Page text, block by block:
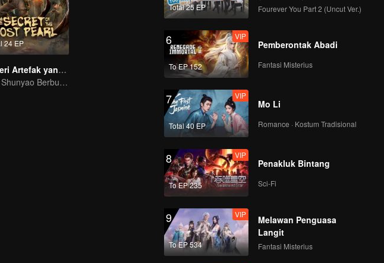
24 EP
Misteri Artefak yang Hilang
Xiao Shunyao Berburu Harta Karun untuk Memecahkan Kutukan!
Total 25 EP Fourever You Part 2 (Uncut Ver.)
6
To EP 152
VIP
Pemberontak Abadi
Fantasi Misterius
7
Total 40 EP
VIP
Mo Li
Romance · Kostum Tradisional
8
To EP 235
VIP
Penakluk Bintang
Sci-Fi
9
To EP 534
VIP
Melawan Penguasa
Langit
Fantasi Misterius